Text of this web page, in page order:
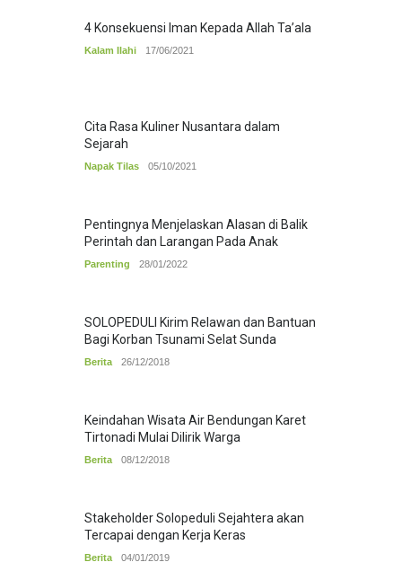
4 Konsekuensi Iman Kepada Allah Ta’ala
Kalam Ilahi 17/06/2021
Cita Rasa Kuliner Nusantara dalam
Sejarah
Napak Tilas 05/10/2021
Pentingnya Menjelaskan Alasan di Balik
Perintah dan Larangan Pada Anak
Parenting 28/01/2022
SOLOPEDULI Kirim Relawan dan Bantuan
Bagi Korban Tsunami Selat Sunda
Berita 26/12/2018
Keindahan Wisata Air Bendungan Karet
Tirtonadi Mulai Dilirik Warga
Berita 08/12/2018
Stakeholder Solopeduli Sejahtera akan
Tercapai dengan Kerja Keras
Berita 04/01/2019